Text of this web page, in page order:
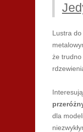
Lustra
że
dla